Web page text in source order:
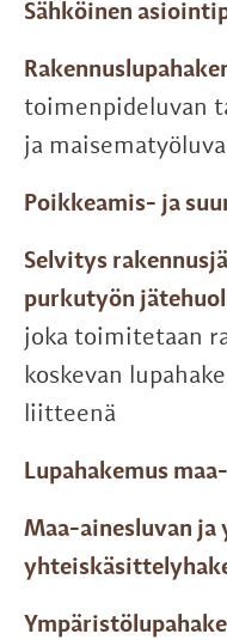
Sähköinen
toimenpideluvan
ja
Poikkeamis- ja
Selvitys
purkutyön
joka toimitetaan
koskevan
liitteenä
Lupahakemus
Maa-ainesluvan ja